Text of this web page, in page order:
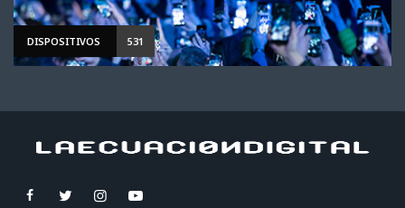
DISPOSITIVOS 531